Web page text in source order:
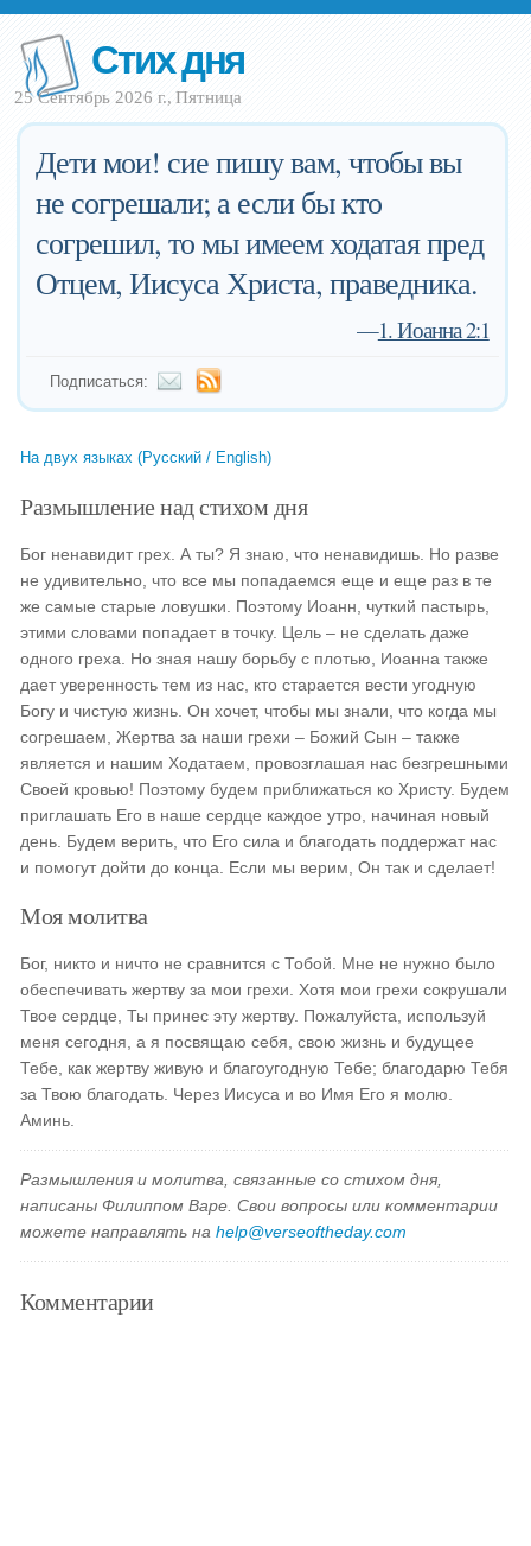
Стих дня
25 Сентябрь 2026 г., Пятница
Дети мои! сие пишу вам, чтобы вы
не согрешали; а если бы кто
согрешил, то мы имеем ходатая пред
Отцем, Иисуса Христа, праведника.
—1. Иоанна 2:1
Подписаться:
На двух языках (Русский / English)
Размышление над стихом дня
Бог ненавидит грех. А ты? Я знаю, что ненавидишь. Но разве
не удивительно, что все мы попадаемся еще и еще раз в те
же самые старые ловушки. Поэтому Иоанн, чуткий пастырь,
этими словами попадает в точку. Цель – не сделать даже
одного греха. Но зная нашу борьбу с плотью, Иоанна также
дает уверенность тем из нас, кто старается вести угодную
Богу и чистую жизнь. Он хочет, чтобы мы знали, что когда мы
согрешаем, Жертва за наши грехи – Божий Сын – также
является и нашим Ходатаем, провозглашая нас безгрешными
Своей кровью! Поэтому будем приближаться ко Христу. Будем
приглашать Его в наше сердце каждое утро, начиная новый
день. Будем верить, что Его сила и благодать поддержат нас
и помогут дойти до конца. Если мы верим, Он так и сделает!
Моя молитва
Бог, никто и ничто не сравнится с Тобой. Мне не нужно было
обеспечивать жертву за мои грехи. Хотя мои грехи сокрушали
Твое сердце, Ты принес эту жертву. Пожалуйста, используй
меня сегодня, а я посвящаю себя, свою жизнь и будущее
Тебе, как жертву живую и благоугодную Тебе; благодарю Тебя
за Твою благодать. Через Иисуса и во Имя Его я молю.
Аминь.
Размышления и молитва, связанные со стихом дня,
написаны Филиппом Варе. Свои вопросы или комментарии
можете направлять наhelp@verseoftheday.com
Комментарии